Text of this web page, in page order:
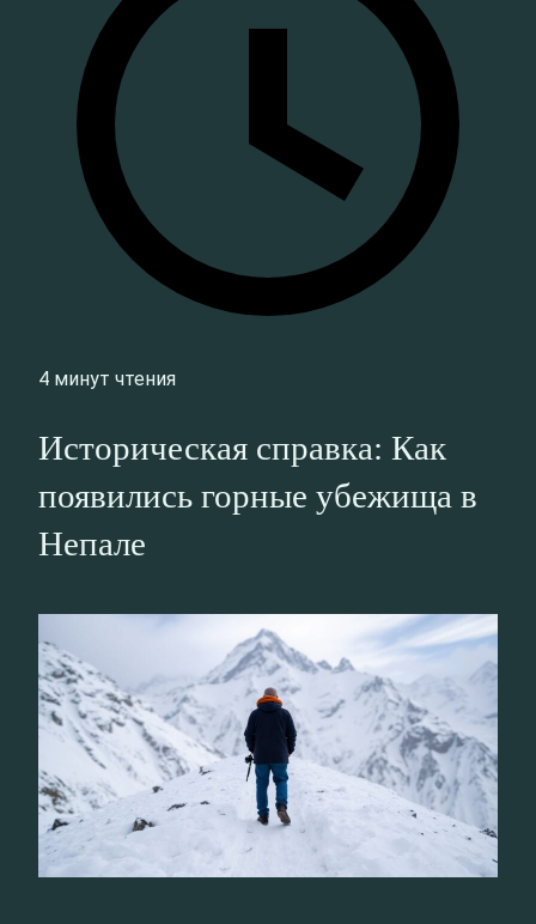
4 минут чтения
Историческая справка: Как
появились горные убежища в
Непале